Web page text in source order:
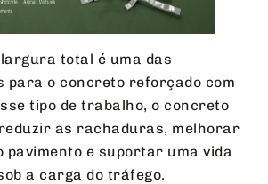
largura total é uma das
para o concreto reforçado com
tipo de trabalho, o concreto
as rachaduras, melhorar
pavimento e suportar uma vida
a carga do tráfego.